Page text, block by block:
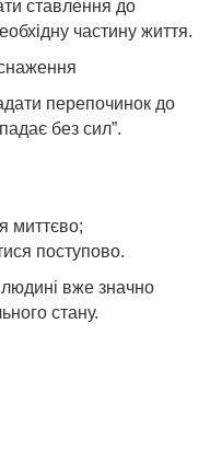
ставлення до
частину життя.
перепочинок до
без сил”.
миттєво;
поступово.
вже значно
стану.